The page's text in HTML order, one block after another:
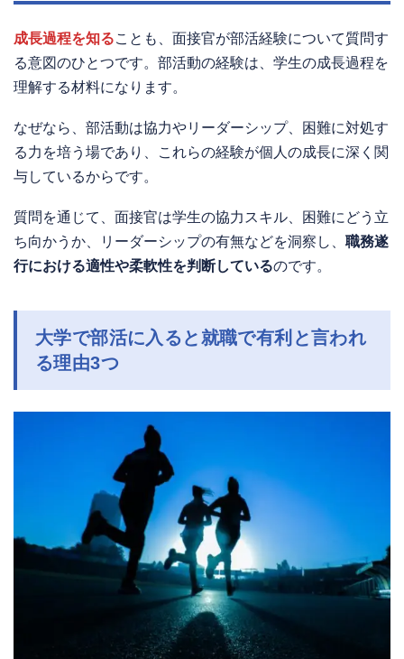
成長過程を知ることも、面接官が部活経験について質問す
る意図のひとつです。部活動の経験は、学生の成長過程を
理解する材料になります。
なぜなら、部活動は協力やリーダーシップ、困難に対処す
る力を培う場であり、これらの経験が個人の成長に深く関
与しているからです。
質問を通じて、面接官は学生の協力スキル、困難にどう立
ち向かうか、リーダーシップの有無などを洞察し、 職務遂
行における適性や柔軟性を判断しているのです。
大学で部活に入ると就職で有利と言われ
る理由3つ